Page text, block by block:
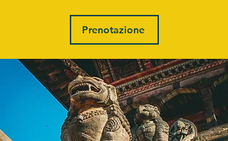
Prenotazione